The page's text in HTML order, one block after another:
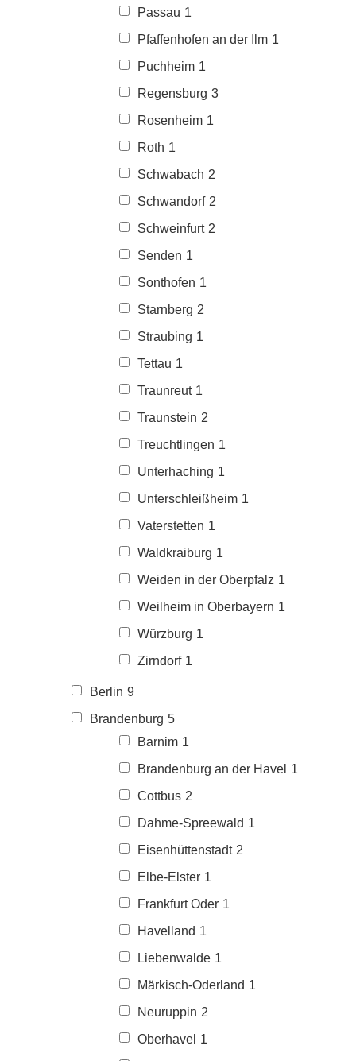
Passau 1
Pfaffenhofen an der Ilm 1
Puchheim 1
Regensburg 3
Rosenheim 1
Roth 1
Schwabach 2
Schwandorf 2
Schweinfurt 2
Senden 1
Sonthofen 1
Starnberg 2
Straubing 1
Tettau 1
Traunreut 1
Traunstein 2
Treuchtlingen 1
Unterhaching 1
Unterschleißheim 1
Vaterstetten 1
Waldkraiburg 1
Weiden in der Oberpfalz 1
Weilheim in Oberbayern 1
Würzburg 1
Zirndorf 1
Berlin 9
Brandenburg 5
Barnim 1
Brandenburg an der Havel 1
Cottbus 2
Dahme-Spreewald 1
Eisenhüttenstadt 2
Elbe-Elster 1
Frankfurt Oder 1
Havelland 1
Liebenwalde 1
Märkisch-Oderland 1
Neuruppin 2
Oberhavel 1